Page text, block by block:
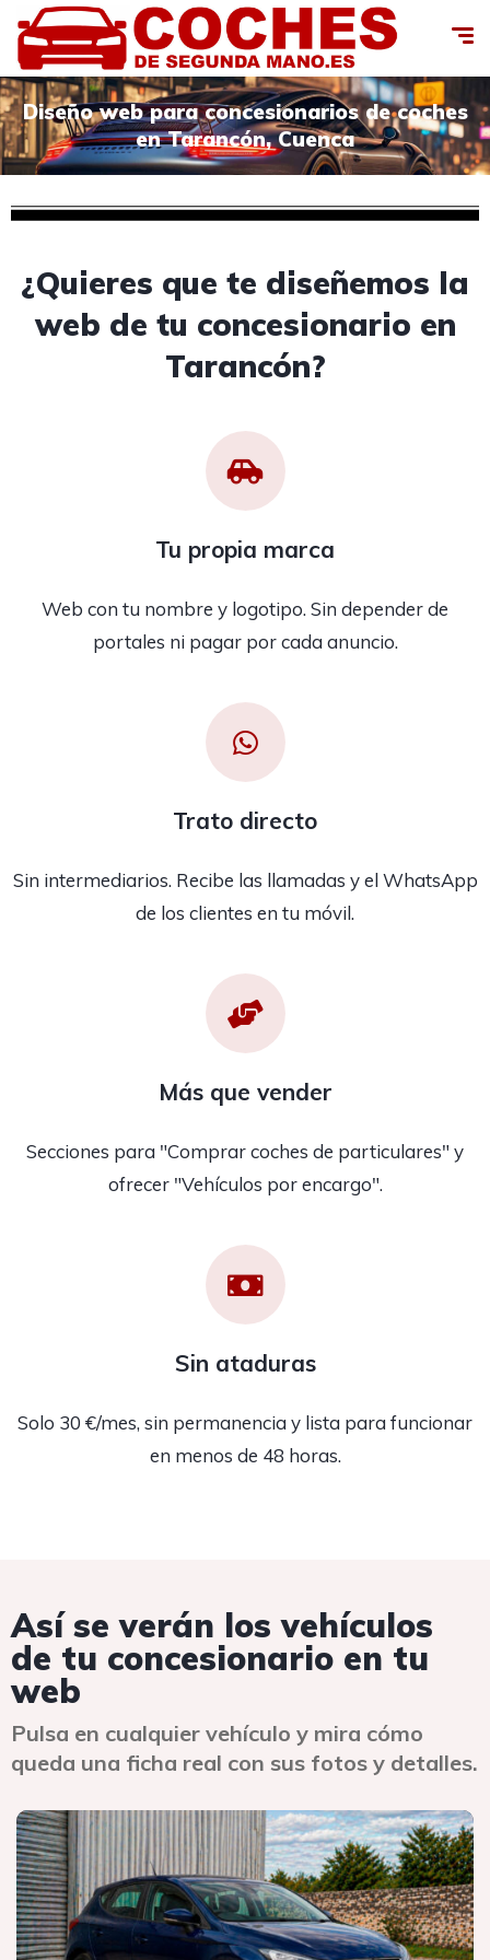
Diseño web para concesionarios de coches
en Tarancón, Cuenca
¿Quieres que te diseñemos la
web de tu concesionario en
Tarancón?
Tu propia marca
Web con tu nombre y logotipo. Sin depender de
portales ni pagar por cada anuncio.
Trato directo
Sin intermediarios. Recibe las llamadas y el WhatsApp
de los clientes en tu móvil.
Más que vender
Secciones para "Comprar coches de particulares" y
ofrecer "Vehículos por encargo".
Sin ataduras
Solo 30 €/mes, sin permanencia y lista para funcionar
en menos de 48 horas.
Así se verán los vehículos
de tu concesionario en tu
web
Pulsa en cualquier vehículo y mira cómo
queda una ficha real con sus fotos y detalles.